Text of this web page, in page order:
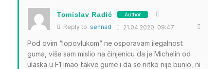
Tomislav Radić Author
Reply to sennad 21.04.2020. 09:47
Pod ovim “lopovlukom” ne osporavam ilegalnost
guma, više sam mislio na činjenicu da je Michelin od
ulaska u F1 imao takve gume i da se nitko nije bunio, ni